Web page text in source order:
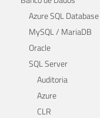
Azure SQL Database
MySQL / MariaDB
Oracle
SQL Server
Auditoria
Azure
CLR